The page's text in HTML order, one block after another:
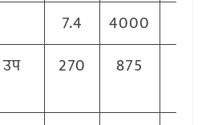
7.4 4000
उप
270 875